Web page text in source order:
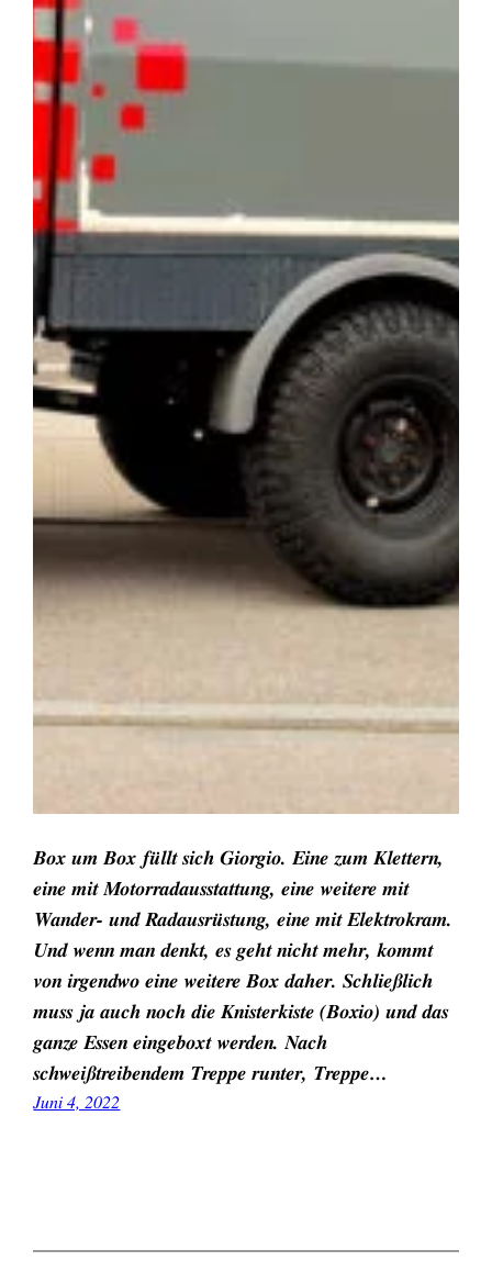
Box um Box füllt sich Giorgio. Eine zum Klettern,
eine mit Motorradausstattung, eine weitere mit
Wander- und Radausrüstung, eine mit Elektrokram.
Und wenn man denkt, es geht nicht mehr, kommt
von irgendwo eine weitere Box daher. Schließlich
muss ja auch noch die Knisterkiste (Boxio) und das
ganze Essen eingeboxt werden. Nach
schweißtreibendem Treppe runter, Treppe…
Juni 4, 2022